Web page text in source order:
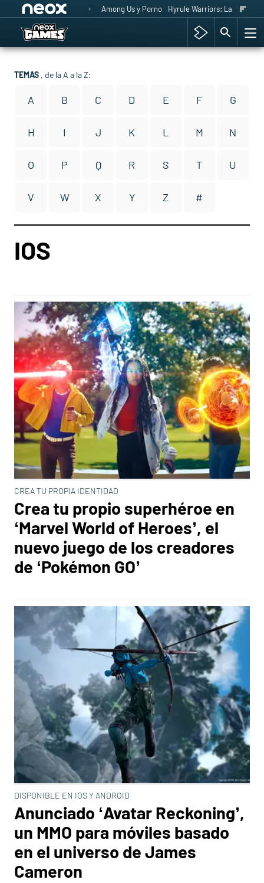
Among Us y Porno Hyrule Warriors: La Era del
TEMAS , de la A a la Z:
A B C D E F G
H I J K L M N
O P Q R S T U
V W X Y Z #
IOS
CREA TU PROPIA IDENTIDAD
Crea tu propio superhéroe en
‘Marvel World of Heroes’, el
nuevo juego de los creadores
de ‘Pokémon GO’
DISPONIBLE EN IOS Y ANDROID
Anunciado ‘Avatar Reckoning’,
un MMO para móviles basado
en el universo de James
Cameron